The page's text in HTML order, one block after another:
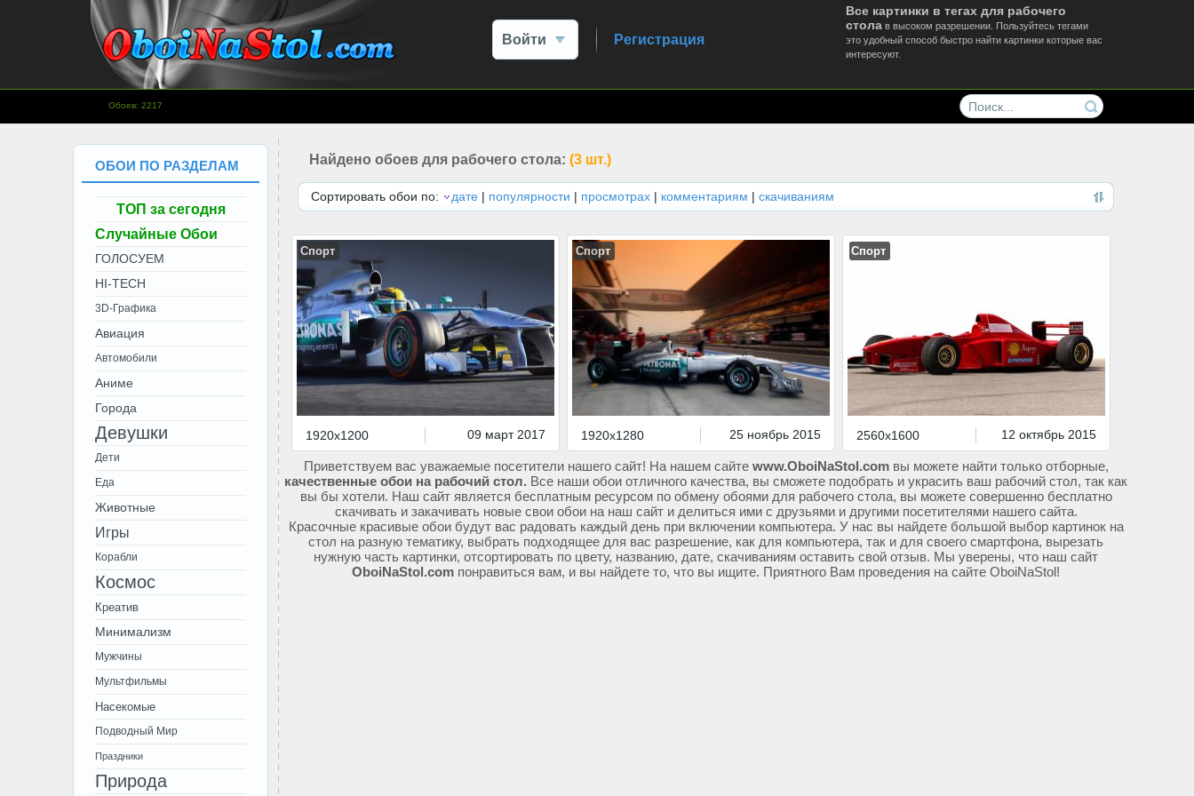
Все картинки в тегах для рабочего
стола в высоком разрешении. Пользуйтесь тегами
это удобный способ быстро найти картинки которые вас
интересуют.
www.OboiNaStol.com - Обои на
Войти Регистрация
Обоев: 2217
Найдено обоев для рабочего стола: (3 шт.)
Сортировать обои по: дате | популярности | просмотрах | комментариям | скачиваниям
Спорт
1920x1200 09 март 2017
Спорт
1920x1280 25 ноябрь 2015
Спорт
2560x1600 12 октябрь 2015
ОБОИ ПО РАЗДЕЛАМ
ТОП за сегодня
Случайные Обои
ГОЛОСУЕМ
HI-TECH
3D-Графика
Авиация
Автомобили
Аниме
Города
Девушки
Дети
Еда
Животные
Игры
Корабли
Космос
Креатив
Минимализм
Мужчины
Мультфильмы
Насекомые
Подводный Мир
Праздники
Природа
Приветствуем вас уважаемые посетители нашего сайт! На нашем сайте www.OboiNaStol.comвы можете найти только отборные,
качественные обои на рабочий стол. Все наши обои отличного качества, вы сможете подобрать и украсить ваш рабочий стол, так как
вы бы хотели. Наш сайт является бесплатным ресурсом по обмену обоями для рабочего стола, вы можете совершенно бесплатно
скачивать и закачивать новые свои обои на наш сайт и делиться ими с друзьями и другими посетителями нашего сайта.
Красочные красивые обои будут вас радовать каждый день при включении компьютера. У нас вы найдете большой выбор картинок на
стол на разную тематику, выбрать подходящее для вас разрешение, как для компьютера, так и для своего смартфона, вырезать
нужную часть картинки, отсортировать по цвету, названию, дате, скачиваниям оставить свой отзыв. Мы уверены, что наш сайт
OboiNaStol.com понравиться вам, и вы найдете то, что вы ищите. Приятного Вам проведения на сайте OboiNaStol!